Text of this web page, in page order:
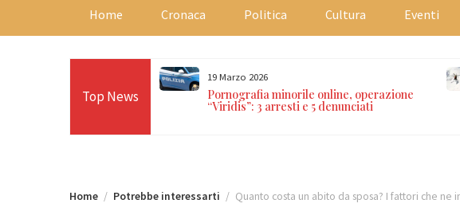
Home Cronaca Politica Cultura Eventi
Top News
in 24 ore sulle Alpi:
Paradiso, Cervino e
19 Marzo 2026
Pornografia minorile online, operazione
“Viridis”: 3 arresti e 5 denunciati
Home Potrebbe interessarti Quanto costa un abito da sposa? I fattori che ne